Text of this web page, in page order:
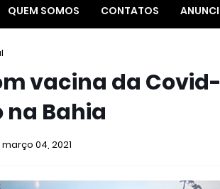
QUEM SOMOS CONTATOS
vacina da
Bahia
março 04, 2021